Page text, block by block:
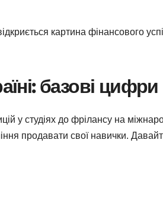
картина фінансового
базові цифри
у студіях до фрілансу на
продавати свої навички.